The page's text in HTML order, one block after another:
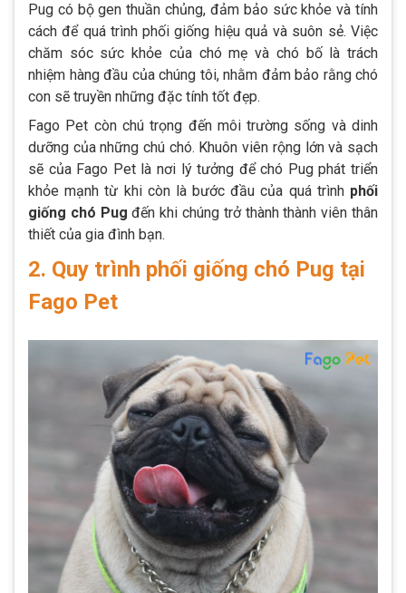
Pug có bộ gen thuần chủng, đảm bảo sức khỏe và tính
cách để quá trình phối giống hiệu quả và suôn sẻ. Việc
chăm sóc sức khỏe của chó mẹ và chó bố là trách
nhiệm hàng đầu của chúng tôi, nhằm đảm bảo rằng chó
con sẽ truyền những đặc tính tốt đẹp.
Fago Pet còn chú trọng đến môi trường sống và dinh
dưỡng của những chú chó. Khuôn viên rộng lớn và sạch
sẽ của Fago Pet là nơi lý tưởng để chó Pug phát triển
khỏe mạnh từ khi còn là bước đầu của quá trình phối
giống chó Pug đến khi chúng trở thành thành viên thân
thiết của gia đình bạn.
2. Quy trình phối giống chó Pug tại
Fago Pet